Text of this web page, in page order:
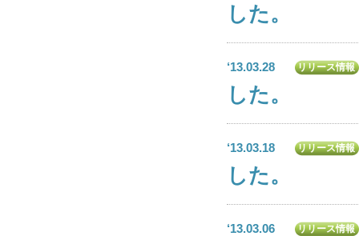
した。
‘13.03.28 リリース情報
した。
‘13.03.18 リリース情報
した。
‘13.03.06 リリース情報